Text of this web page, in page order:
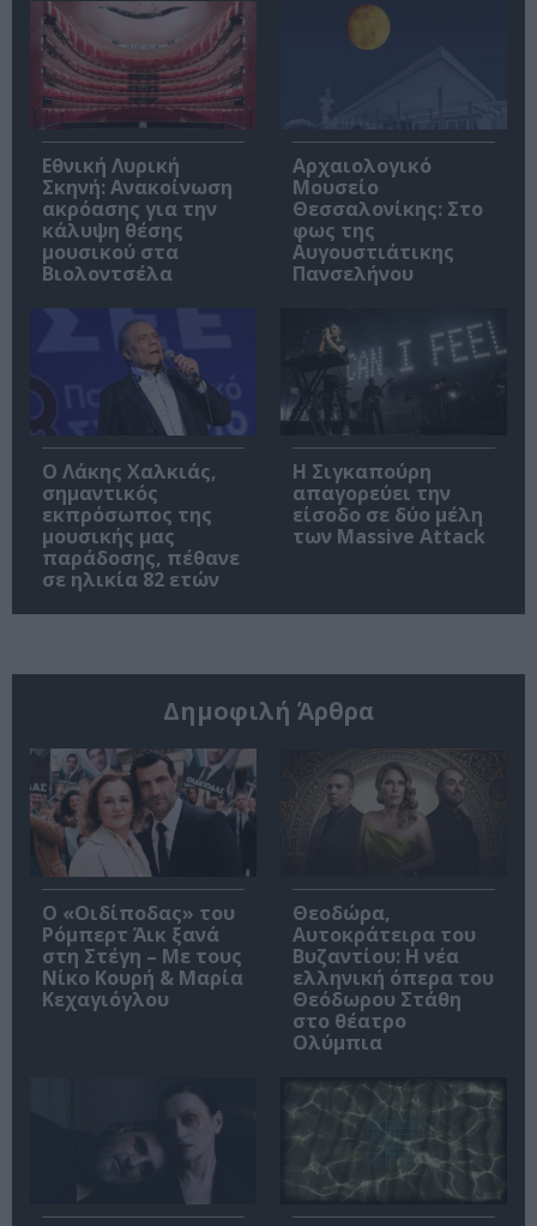
Εθνική Λυρική
Σκηνή: Ανακοίνωση
ακρόασης για την
κάλυψη θέσης
μουσικού στα
Βιολοντσέλα
Αρχαιολογικό
Μουσείο
Θεσσαλονίκης: Στο
φως της
Αυγουστιάτικης
Πανσελήνου
Ο Λάκης Χαλκιάς,
σημαντικός
εκπρόσωπος της
μουσικής μας
παράδοσης, πέθανε
σε ηλικία 82 ετών
Η Σιγκαπούρη
απαγορεύει την
είσοδο σε δύο μέλη
των Massive Attack
Δημοφιλή Άρθρα
O «Οιδίποδας» του
Ρόμπερτ Άικ ξανά
στη Στέγη – Με τους
Νίκο Κουρή & Μαρία
Κεχαγιόγλου
Θεοδώρα,
Αυτοκράτειρα του
Βυζαντίου: Η νέα
ελληνική όπερα του
Θεόδωρου Στάθη
στο θέατρο
Ολύμπια